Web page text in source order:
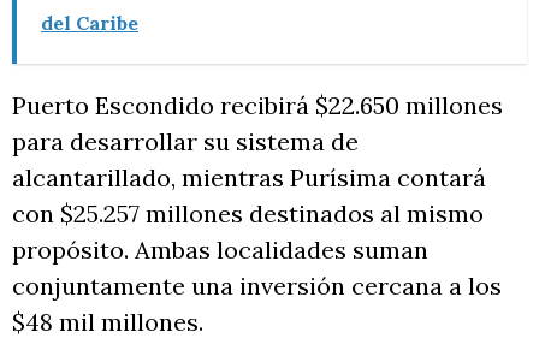
del Caribe
Puerto Escondido recibirá $22.650 millones
para desarrollar su sistema de
alcantarillado, mientras Purísima contará
con $25.257 millones destinados al mismo
propósito. Ambas localidades suman
conjuntamente una inversión cercana a los
$48 mil millones.